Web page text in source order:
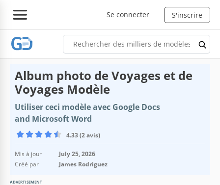
Se connecter S'inscrire
Album photo de Voyages et de
Voyages Modèle
Utiliser ceci modèle avec Google Docs
and Microsoft Word
4.33 (2 avis)
Mis à jour
July 25, 2026
Créé par
James Rodriguez
ADVERTISEMENT